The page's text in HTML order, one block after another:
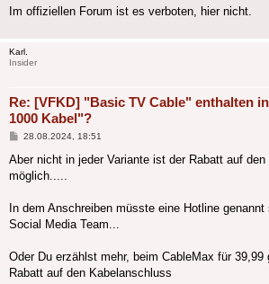
Im offiziellen Forum ist es verboten, hier nicht.
Karl.
Insider
Re: [VFKD] "Basic TV Cable" enthalten
1000 Kabel"?
Beitrag
28.08.2024, 18:51
Aber nicht in jeder Variante ist der Rabatt auf
möglich.....
In dem Anschreiben müsste eine Hotline
Social Media Team...
Oder Du erzählst mehr, beim CableMax für
Rabatt auf den Kabelanschluss